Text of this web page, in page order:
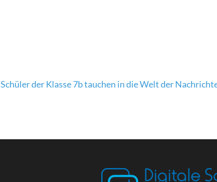
Schüler der Klasse 7b tauchen in die Welt der